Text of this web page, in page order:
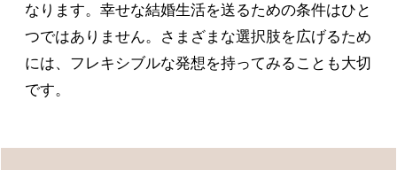
なります。幸せな結婚生活を送るための条件はひと
つではありません。さまざまな選択肢を広げるため
には、フレキシブルな発想を持ってみることも大切
です。